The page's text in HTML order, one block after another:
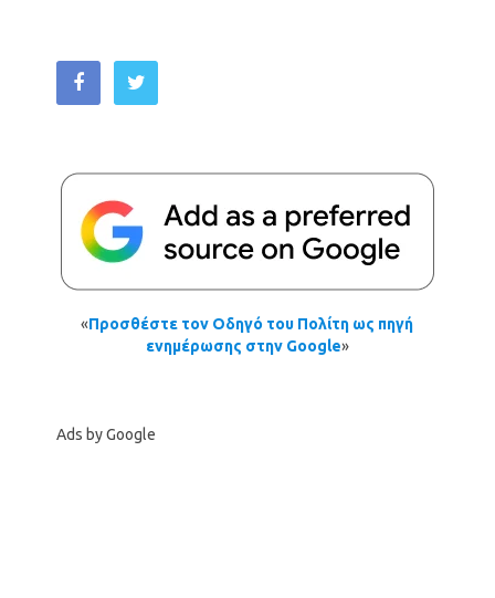
«Προσθέστε τον Οδηγό του Πολίτη ως πηγή
ενημέρωσης στην Google»
Ads by Google